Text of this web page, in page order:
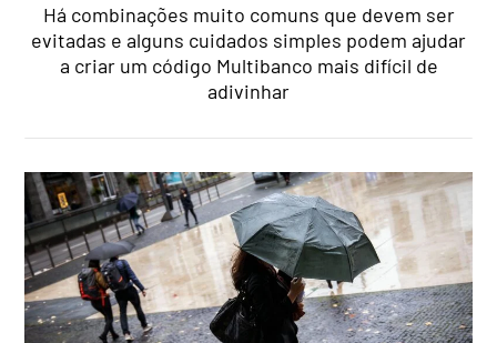
Há combinações muito comuns que devem ser
evitadas e alguns cuidados simples podem ajudar
a criar um código Multibanco mais difícil de
adivinhar